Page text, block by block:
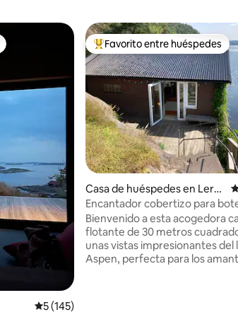
Calificación promedio: 5 de 5, 145 reseñas
5 (145)
Favorito entre huéspedes
Favorito entre huéspedes
Casa de huéspedes en Leru
m
Encantador cobertizo para
patio privado y escalera de
Bienvenido a esta acogedora
flotante de 30 metros
unas vistas impresionantes del
Aspen, perfecta para los